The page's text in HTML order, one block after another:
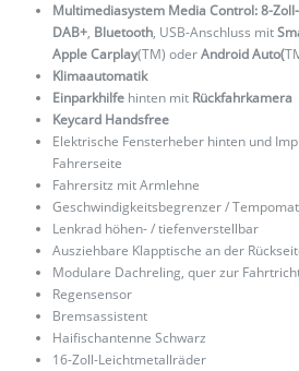
Multimediasystem Media Control: 8-
DAB+, Bluetooth, USB-Anschluss mit
Apple Carplay(TM) oderAndroid Auto(
Klimaautomatik
Einparkhilfe hinten mit Rückfahrkamera
Keycard Handsfree
Elektrische Fensterheber hinten und
Fahrerseite
Fahrersitz mit Armlehne
Geschwindigkeitsbegrenzer / Tempomat
Lenkrad höhen- / tiefenverstellbar
Ausziehbare Klapptische an der
Modulare Dachreling, quer zur
Regensensor
Bremsassistent
Haifischantenne Schwarz
16-Zoll-Leichtmetallräder